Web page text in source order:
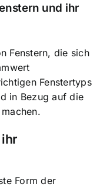
und ihr
Fenstern, die sich
Fenstertyps
in Bezug auf die
Form der